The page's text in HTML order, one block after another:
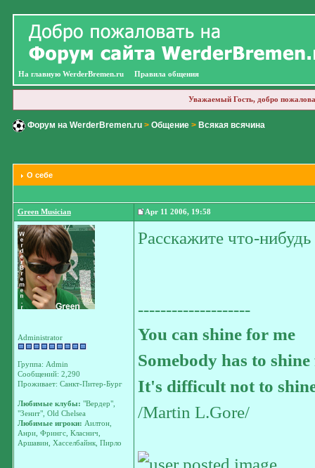
На главную WerderBremen.ru Правила общения
Уважаемый Гость, добро
Форум на WerderBremen.ru> Общение> Всякая всячина
О себе
Green Musician Apr 11 2006, 19:58
Administrator
Группа: Admin
Сообщений: 2,290
Проживает: Санкт-Питер-Бург
Любимые клубы: "Вердер",
"Зенит", Old Chelsea
Любимые игроки: Аилтон,
Анри, Фрингс, Класнич,
Аршавин, Хасселбайнк, Пирло
Расскажите что-
--------------------
You can shine for me
Somebody has to
It's difficult not to
/Martin L.Gore/